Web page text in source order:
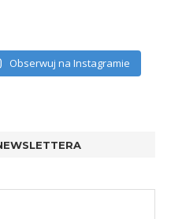
Obserwuj na Instagramie